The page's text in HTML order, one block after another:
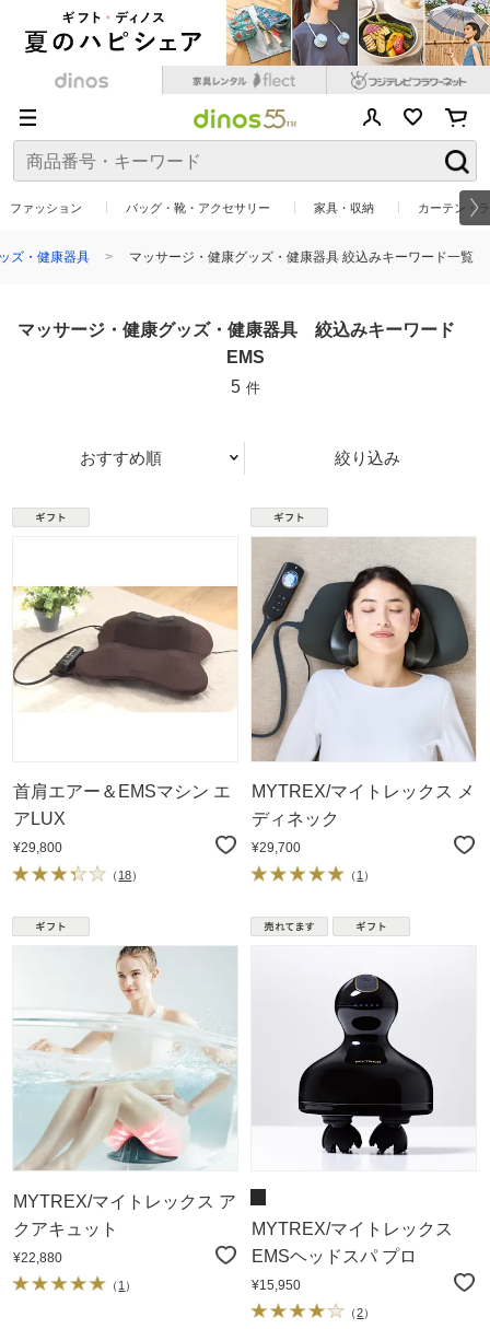
ファッション バッグ・靴・アクセサリー 家具・収納 カーテン・
ズ・健康器具 マッサージ・健康グッズ・健康器具 絞込みキーワード一覧
マッサージ・健康グッズ・健康器具 絞込みキーワード
EMS
5 件
おすすめ順 絞り込み
首肩エアー＆EMSマシン エ
アLUX
¥29,800
（ 18）
MYTREX/マイトレックス メ
ディネック
¥29,700
（ 1 ）
MYTREX/マイトレックス ア
クアキュット
¥22,880
（ 1 ）
MYTREX/マイトレックス
EMSヘッドスパ プロ
¥15,950
（2）